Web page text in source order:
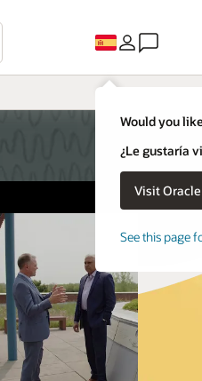
Would you
¿Le gustaría
See this page